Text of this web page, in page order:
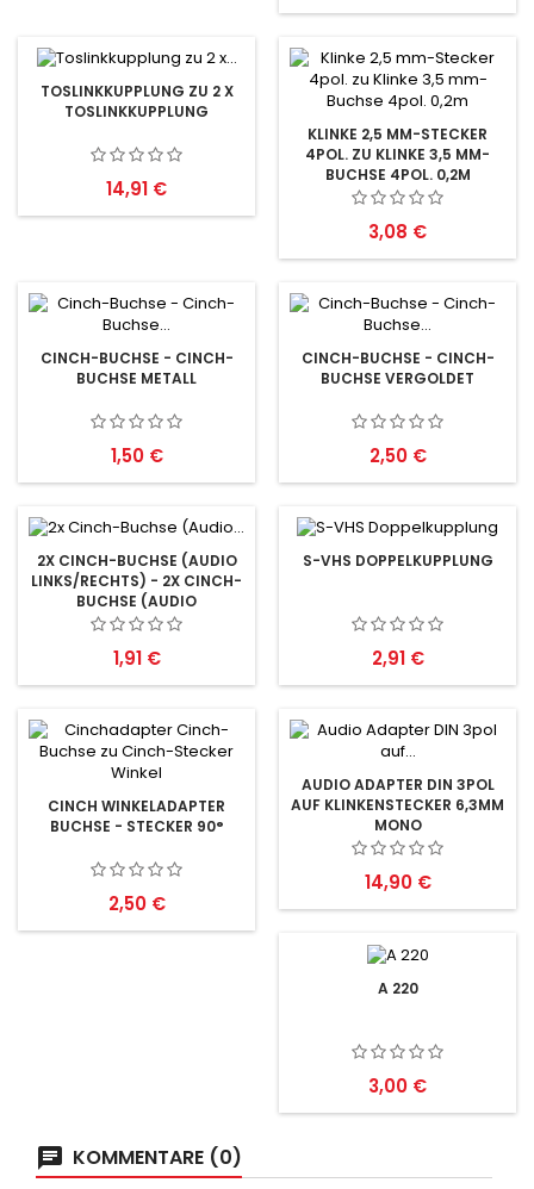
TOSLINKKUPPLUNG ZU 2 X
TOSLINKKUPPLUNG
Preis
14,91 €
KLINKE 2,5 MM-STECKER
4POL. ZU KLINKE 3,5 MM-
BUCHSE 4POL. 0,2M
Preis
3,08 €
CINCH-BUCHSE - CINCH-
BUCHSE METALL
Preis
1,50 €
CINCH-BUCHSE - CINCH-
BUCHSE VERGOLDET
Preis
2,50 €
2X CINCH-BUCHSE (AUDIO
LINKS/RECHTS) - 2X CINCH-
BUCHSE (AUDIO
LINKS/RECHTS)
Preis
1,91 €
S-VHS DOPPELKUPPLUNG
Preis
2,91 €
CINCH WINKELADAPTER
BUCHSE - STECKER 90°
Preis
2,50 €
AUDIO ADAPTER DIN 3POL
AUF KLINKENSTECKER 6,3MM
MONO
Preis
14,90 €
A 220
Preis
3,00 €
KOMMENTARE (0)